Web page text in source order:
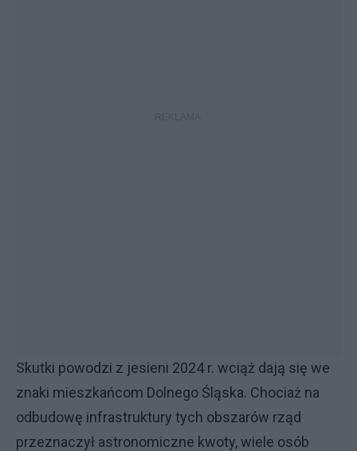
Skutki powodzi z jesieni 2024 r. wciąż dają się we
znaki mieszkańcom Dolnego Śląska. Chociaż na
odbudowę infrastruktury tych obszarów rząd
przeznaczył astronomiczne kwoty, wiele osób